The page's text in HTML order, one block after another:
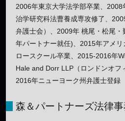
2006年東京大学法学部卒業、
治学研究科法曹養成専攻修了、
弁護士会）、2009年 桃尾・松尾
年パートナー就任)、2015年アメ
ロースクール卒業、2015-2016年
Hale and Dorr LLP（ロンドンオフ
2016年ニューヨーク州弁護士登録
森＆パートナーズ法律